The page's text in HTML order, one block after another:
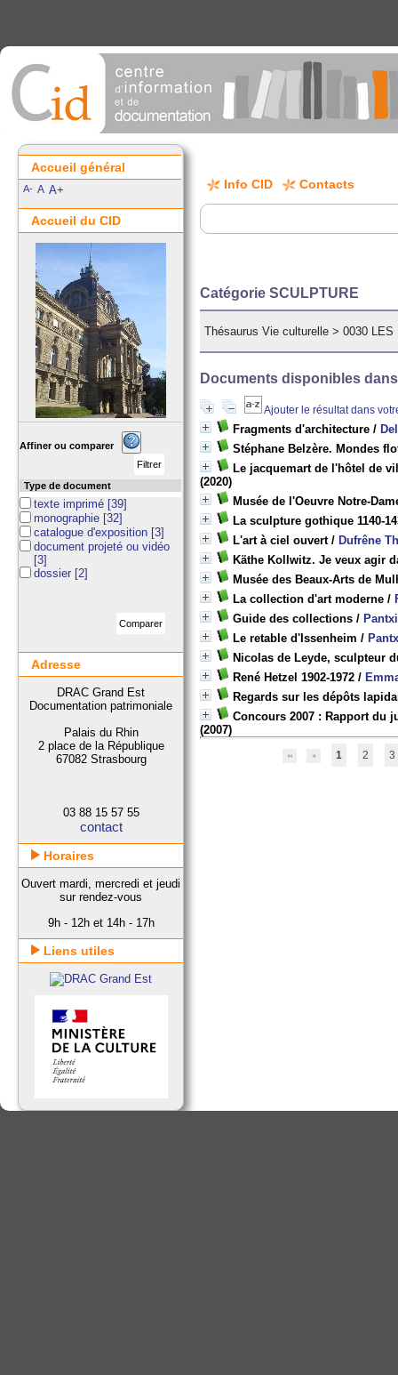
Info CID Contacts
Catégorie SCULPTURE
Thésaurus Vie culturelle >0030 LES
Documents disponibles
Ajouter le résultat dans
Fragments d'architecture /
Stéphane Belzère. Mondes
Le jacquemart de l'hôtel de
(2020)
Musée de l'Oeuvre Notre-
La sculpture gothique 1140-
L'art à ciel ouvert/ Dufrêne
Käthe Kollwitz. Je veux agir
Musée des Beaux-Arts de
La collection d'art moderne /
Guide des collections /
Le retable d'Issenheim /
Nicolas de Leyde, sculpteur
René Hetzel 1902-1972 /
Regards sur les dépôts
Concours 2007 : Rapport du
(2007)
1 2 3
Accueil général
A- A A+
Accueil du CID
Affiner ou comparer
Type de document
texte imprimé [39]
monographie [32]
catalogue d'exposition [3]
document projeté ou vidéo
[3]
dossier [2]
Adresse
DRAC Grand Est
Documentation patrimoniale
Palais du Rhin
2 place de la République
67082 Strasbourg
03 88 15 57 55
contact
Horaires
Ouvert mardi, mercredi et jeudi
sur rendez-vous
9h - 12h et 14h - 17h
Liens utiles